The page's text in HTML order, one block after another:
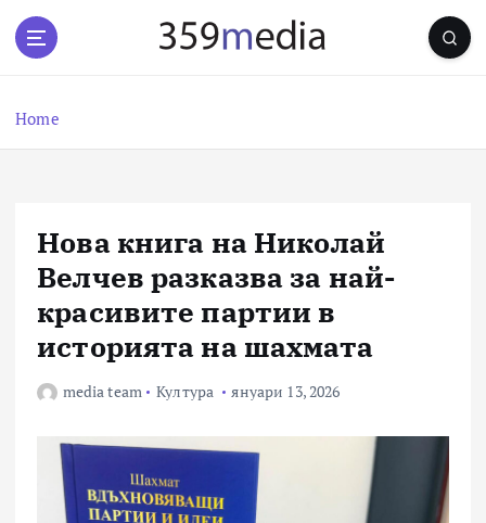
Home
Нова книга на Николай
Велчев разказва за най-
красивите партии в
историята на шахмата
media team Култура януари 13, 2026